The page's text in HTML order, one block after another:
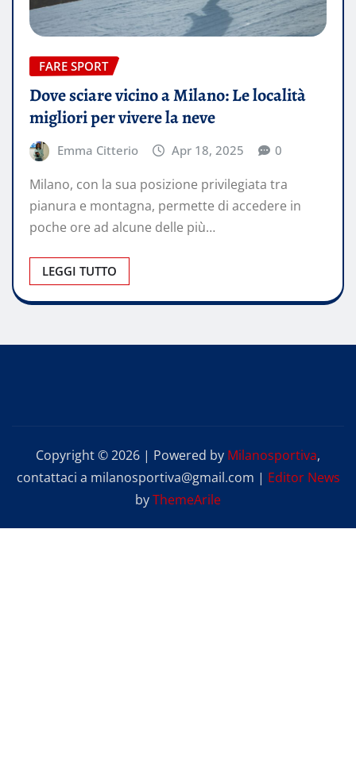
FARE SPORT
Dove sciare vicino a Milano: Le località
migliori per vivere la neve
Emma Citterio Apr 18, 2025 0
Milano, con la sua posizione privilegiata tra
pianura e montagna, permette di accedere in
poche ore ad alcune delle più…
LEGGI TUTTO
Copyright © 2026 | Powered by Milanosportiva,
contattaci a milanosportiva@gmail.com | Editor News
byThemeArile